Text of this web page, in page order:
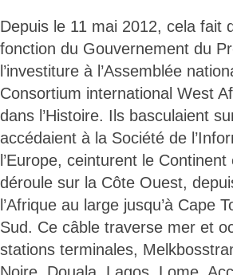
Depuis le 11 mai 2012, cela fait
fonction du Gouvernement du
l’investiture à l’Assemblée
Consortium international West
dans l’Histoire. Ils basculaient
accédaient à la Société de
l’Europe, ceinturent le
déroule sur la Côte Ouest,
l’Afrique au large jusqu’à Cape
Sud. Ce câble traverse mer et
stations terminales,